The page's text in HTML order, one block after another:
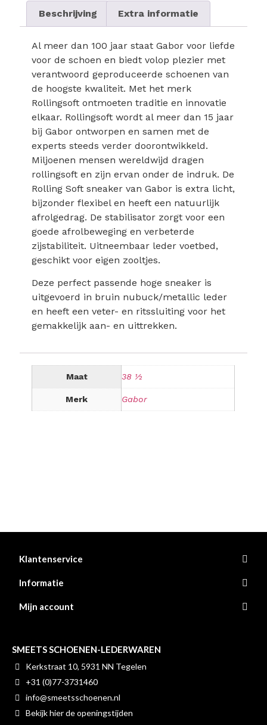
Beschrijving Extra informatie
Al meer dan 100 jaar staat Gabor voor liefde
voor de schoen en biedt volop plezier met
verantwoord geproduceerde schoenen van
de hoogste kwaliteit. Met het merk
Rollingsoft ontmoeten traditie en innovatie
elkaar. Rollingsoft wordt al meer dan 15 jaar
bij Gabor ontworpen en samen met de
experts steeds verder doorontwikkeld.
Miljoenen mensen wereldwijd dragen
rollingsoft en zijn ervan onder de indruk. De
Rolling Soft sneaker van Gabor is extra licht,
bijzonder flexibel en heeft een natuurlijk
afrolgedrag. De stabilisator zorgt voor een
goede afrolbeweging en verbeterde
zijstabiliteit. Uitneembaar leder voetbed,
geschikt voor eigen zooltjes.
Deze perfect passende hoge sneaker is
uitgevoerd in bruin nubuck/metallic leder
en heeft een veter- en ritssluiting voor het
gemakkelijk aan- en uittrekken.
Maat 38 ½
Merk Gabor
Klantenservice
Informatie
Mijn account
SMEETS SCHOENEN-LEDERWAREN
Kerkstraat 10, 5931 NN Tegelen
+31 (0)77-3731460
info@smeetsschoenen.nl
Bekijk hier de openingstijden